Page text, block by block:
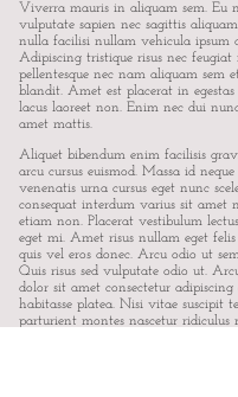
Viverra mauris in aliquam sem. Eu
vulputate sapien nec sagittis
nulla facilisi nullam vehicula ipsum
Adipiscing tristique risus nec
pellentesque nec nam aliquam sem
blandit. Amet est placerat in
lacus laoreet non. Enim nec dui
amet mattis.
Aliquet bibendum enim facilisis
arcu cursus euismod. Massa id
venenatis urna cursus eget nunc
consequat interdum varius sit amet
etiam non. Placerat vestibulum
eget mi. Amet risus nullam eget
quis vel eros donec. Arcu odio ut
Quis risus sed vulputate odio ut.
dolor sit amet consectetur
habitasse platea. Nisi vitae suscipit
parturient montes nascetur ridiculus